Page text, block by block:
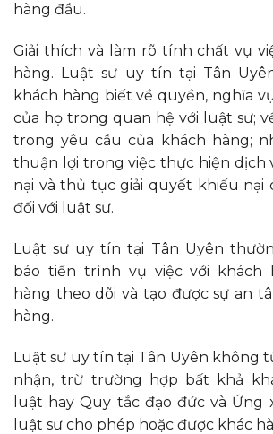
hàng đầu.
Giải thích và làm rõ tính chất vụ
hàng. Luật sư uy tín tại Tân
khách hàng biết về quyền, nghĩa
của họ trong quan hệ với luật sư;
trong yêu cầu của khách hàng;
thuận lợi trong việc thực hiện dịch
nại và thủ tục giải quyết khiếu nại
đối với luật sư.
Luật sư uy tín tại Tân Uyên
báo tiến trình vụ việc với khách
hàng theo dõi và tạo được sự an
hàng.
Luật sư uy tín tại Tân Uyên không
nhận, trừ trường hợp bất khả
luật hay Quy tắc đạo đức và Ứng
luật sư cho phép hoặc được khác